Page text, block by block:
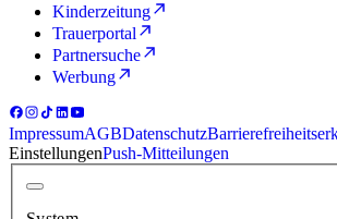
Kinderzeitung
Trauerportal
Partnersuche
Werbung
ImpressumAGBDatenschutz
EinstellungenPush-Mitteilungen